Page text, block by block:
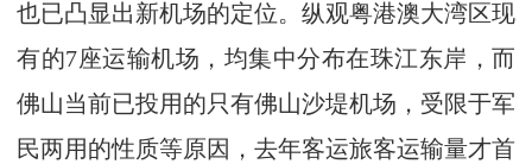
也已凸显出新机场的定位。纵观粤港澳大湾区现
有的7座运输机场，均集中分布在珠江东岸，而
佛山当前已投用的只有佛山沙堤机场，受限于军
民两用的性质等原因，去年客运旅客运输量才首